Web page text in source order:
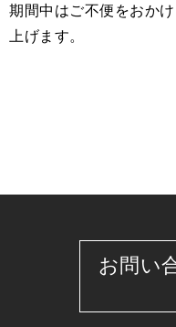
期間中はご不便をおか
上げます。
お問い